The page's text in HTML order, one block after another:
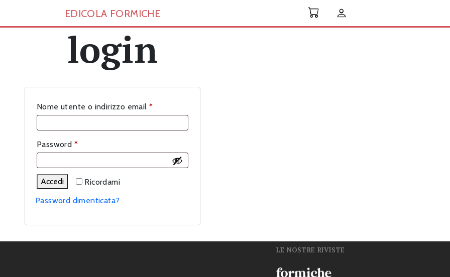
EDICOLA FORMICHE
login
Nome utente o indirizzo email *Richiesto
Password *Richiesto
Ricordami
Accedi
Password dimenticata?
LE NOSTRE RIVISTE